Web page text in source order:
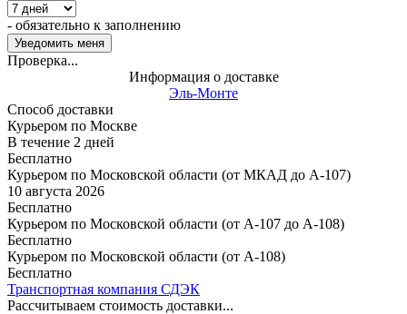
- обязательно к заполнению
Проверка...
Информация о доставке
Эль-Монте
Способ доставки
Курьером по Москве
В течение 2 дней
Бесплатно
Курьером по Московской области (от МКАД до А-107)
10 августа 2026
Бесплатно
Курьером по Московской области (от А-107 до А-108)
Бесплатно
Курьером по Московской области (от А-108)
Бесплатно
Транспортная компания СДЭК
Рассчитываем стоимость доставки...